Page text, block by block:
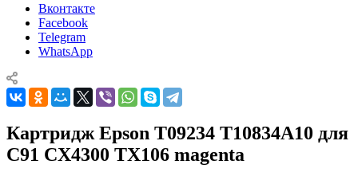
Вконтакте
Facebook
Telegram
WhatsApp
Картридж Epson Т09234 T10834A10 для
C91 CX4300 TX106 magenta